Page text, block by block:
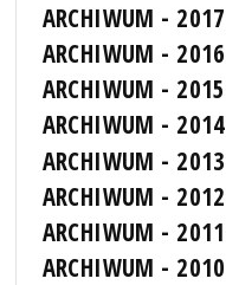
ARCHIWUM - 2017
ARCHIWUM - 2016
ARCHIWUM - 2015
ARCHIWUM - 2014
ARCHIWUM - 2013
ARCHIWUM - 2012
ARCHIWUM - 2011
ARCHIWUM - 2010